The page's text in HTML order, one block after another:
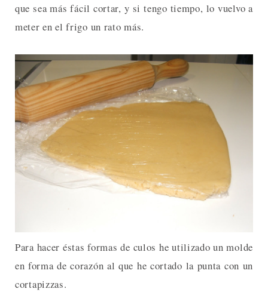
que sea más fácil cortar, y si tengo tiempo, lo vuelvo a
meter en el frigo un rato más.
Para hacer éstas formas de culos he utilizado un molde
en forma de corazón al que he cortado la punta con un
cortapizzas.